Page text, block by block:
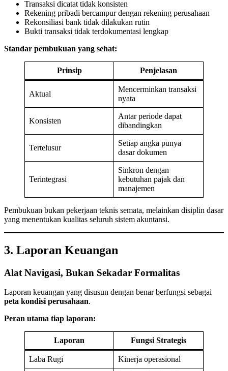
Transaksi dicatat tidak konsisten
Rekening pribadi bercampur dengan rekening perusahaan
Rekonsiliasi bank tidak dilakukan rutin
Bukti transaksi tidak terdokumentasi lengkap
Standar pembukuan yang sehat:
Prinsip Penjelasan
Aktual
Mencerminkan transaksi
nyata
Konsisten
Antar periode dapat
dibandingkan
Tertelusur
Setiap angka punya
dasar dokumen
Terintegrasi
Sinkron dengan
kebutuhan pajak dan
manajemen
Pembukuan bukan pekerjaan teknis semata, melainkan disiplin dasar
yang menentukan kualitas seluruh sistem akuntansi.
3. Laporan Keuangan
Alat Navigasi, Bukan Sekadar Formalitas
Laporan keuangan yang disusun dengan benar berfungsi sebagai
peta kondisi perusahaan.
Peran utama tiap laporan:
Laporan Fungsi Strategis
Laba Rugi Kinerja operasional